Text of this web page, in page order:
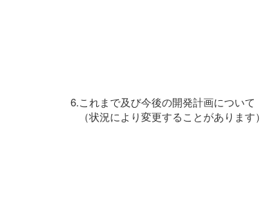
6.これまで及び今後の開発計画について
（状況により変更することがあります）